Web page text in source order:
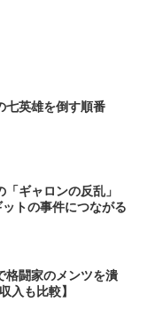
七英雄を倒す順番
ギャロンの反乱」
トの事件につながる
格闘家のメンツを潰
入も比較】